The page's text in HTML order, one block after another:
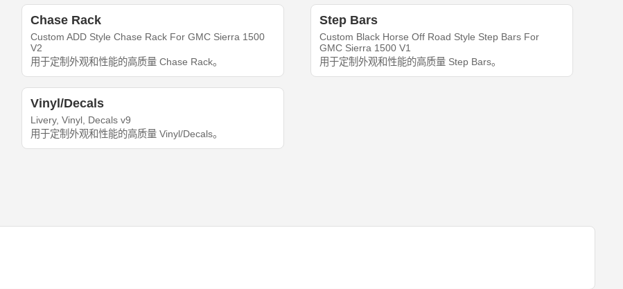
Chase Rack
Custom ADD Style Chase Rack For GMC Sierra 1500
V2
用于定制外观和性能的高质量 Chase Rack。
Step Bars
Custom Black Horse Off Road Style Step Bars For
GMC Sierra 1500 V1
用于定制外观和性能的高质量 Step Bars。
Vinyl/Decals
Livery, Vinyl, Decals v9
用于定制外观和性能的高质量 Vinyl/Decals。